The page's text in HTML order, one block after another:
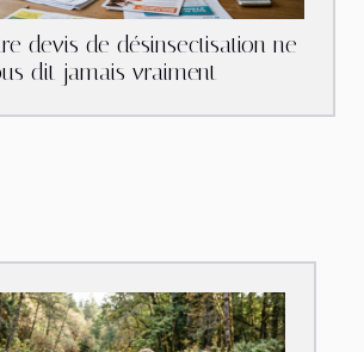
devis de désinsectisation ne
dit jamais vraiment